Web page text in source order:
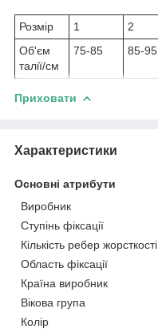
Розмір 1 2
Об'єм
талії/см
75-85 85-95
Приховати
Характеристики
Основні атрибути
Виробник
Ступінь фіксації
Кількість ребер жорсткості
Область фіксації
Країна виробник
Вікова група
Колір